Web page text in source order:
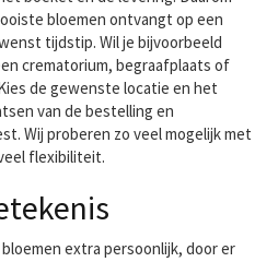
bloemen ontvangt op een
tijdstip. Wil je bijvoorbeeld
crematorium, begraafplaats of
de gewenste locatie en het
van de bestelling en
Wij proberen zo veel mogelijk met
flexibiliteit.
extra persoonlijk, door er